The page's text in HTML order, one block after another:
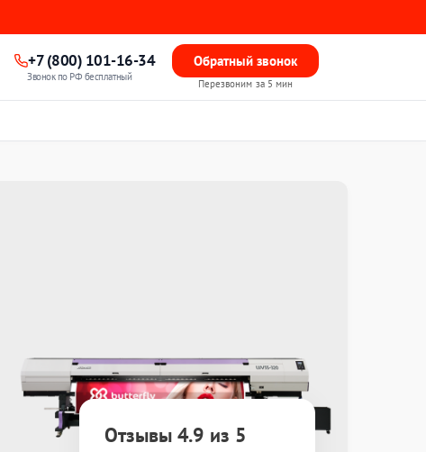
+7 (800) 101-16-34
Звонок по РФ бесплатный
Обратный звонок
Перезвоним за 5 мин
Отзывы 4.9 из 5